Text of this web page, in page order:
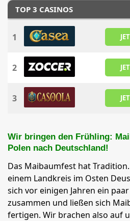
TOP 3 CASINOS
1
2
3
Wir bringen den Frühling:
Polen nach Deutschland!
Das Maibaumfest hat
einem Landkreis im Osten
sich vor einigen Jahren ein
zusammen und ließen sich
fertigen. Wir brachen also auf